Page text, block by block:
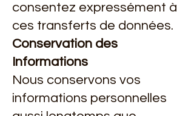
consentez expressément à
ces transferts de données.
Conservation des
Informations
Nous conservons vos
informations personnelles